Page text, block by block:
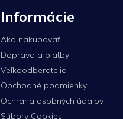
Informácie
Ako nakupovať
Doprava a platby
Veľkoodberatelia
Obchodné podmienky
Ochrana osobných údajov
Súbory Cookies